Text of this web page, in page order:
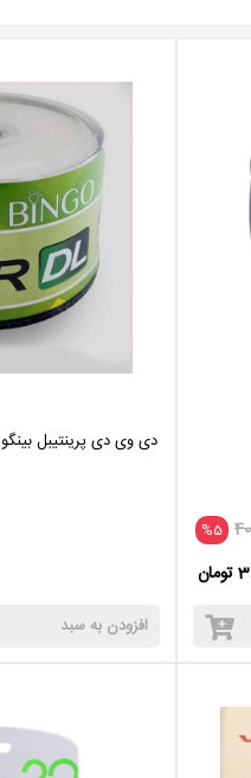
%5
دی وی دی پرینتیبل بینگو 50 عددی ظرفیت ۸.۵ گیگ
افزودن به سبد